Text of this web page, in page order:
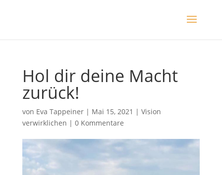
Hol dir deine Macht
zurück!
von Eva Tappeiner| Mai 15, 2021 | Vision
verwirklichen | 0 Kommentare